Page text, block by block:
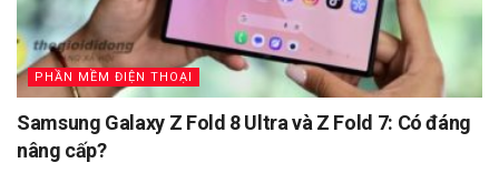
PHẦN MỀM ĐIỆN THOẠI
Samsung Galaxy Z Fold 8 Ultra và Z Fold 7: Có đáng
nâng cấp?